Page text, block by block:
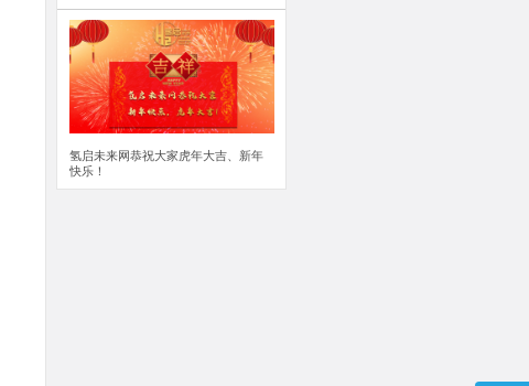
氢启未来网恭祝大家虎年大吉、新年
快乐！